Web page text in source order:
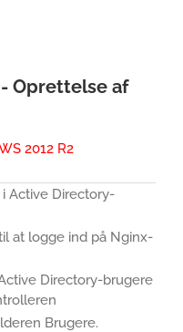
Oprettelse af
2012 R2
Active Directory-
at logge ind på Nginx-
Directory-brugere
Brugere.